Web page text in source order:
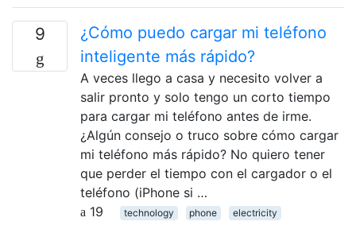
9
¿Cómo puedo cargar mi teléfono
inteligente más rápido?
A veces llego a casa y necesito volver a
salir pronto y solo tengo un corto tiempo
para cargar mi teléfono antes de irme.
¿Algún consejo o truco sobre cómo cargar
mi teléfono más rápido? No quiero tener
que perder el tiempo con el cargador o el
teléfono (iPhone si …
19
technology phone electricity